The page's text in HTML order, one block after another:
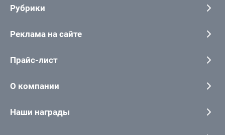
Рубрики
Реклама на сайте
Прайс-лист
О компании
Наши награды